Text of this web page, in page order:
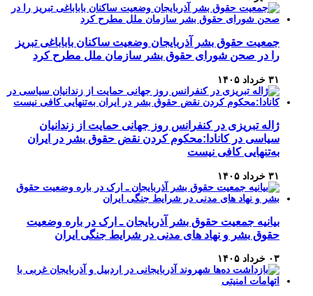
جمعیت حقوق بشر آذربایجان وضعیت ساکنان باباباغی تبریز
را در صحن شورای حقوق بشر سازمان ملل مطرح کرد
۳۱ خرداد ۱۴۰۵
ژاله تبریزی در کنفرانس روز جهانی حمایت از زندانیان
سیاسی در کانادا:محکوم کردن نقض حقوق بشر در ایران
به‌تنهایی کافی نیست
۳۱ خرداد ۱۴۰۵
بیانیه جمعیت حقوق بشر آذربایجان ـ ارک در باره وضعیت
حقوق بشر و نهاد های مدنی در شرایط جنگی ایران
۰۳ خرداد ۱۴۰۵